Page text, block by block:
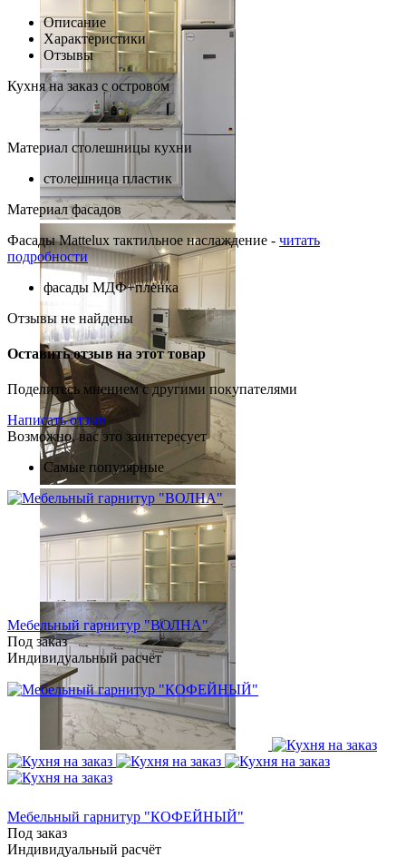
Описание
Характеристики
Отзывы
Кухня на заказ с островом
Материал столешницы кухни
столешница пластик
Материал фасадов
Фасады Mattelux тактильное наслаждение - читать
подробности
фасады МДФ+пленка
Отзывы не найдены
Оставить отзыв на этот товар
Поделитесь мнением с другими покупателями
Написать отзыв
Возможно, вас это заинтересует
Самые популярные
Мебельный гарнитур "ВОЛНА"
Под заказ
Индивидуальный расчёт
Мебельный гарнитур "КОФЕЙНЫЙ"
Под заказ
Индивидуальный расчёт